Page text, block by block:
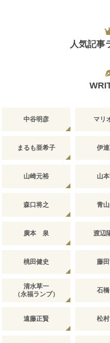
人気記事
中谷明彦 マリ
まるも亜希子 伊
山崎元裕 山
森口将之 青
廣本 泉 渡辺
桃田健史 藤
清水草一
（永福ランプ）
石
遠藤正賢 松